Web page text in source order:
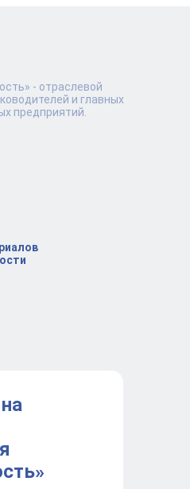
- отраслевой
и главных
предприятий.